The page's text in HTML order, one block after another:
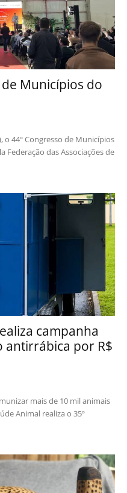
de Municípios do
o 44º Congresso de Municípios
Federação das Associações de
campanha
antirrábica por R$
Animal realiza o 35º